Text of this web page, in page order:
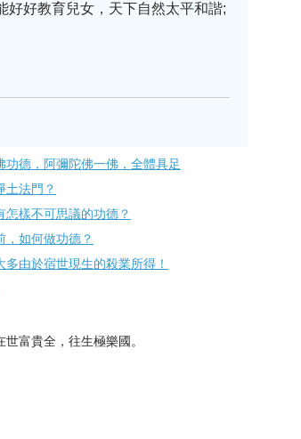
好好教育兒女，天下自然太平和諧;
德，阿彌陀佛一佛，全體具足
土法門？
樣不可思議的功德？
，如何做功德？
由於宿世現生的殺業所得！
富貴全，往生極樂國。